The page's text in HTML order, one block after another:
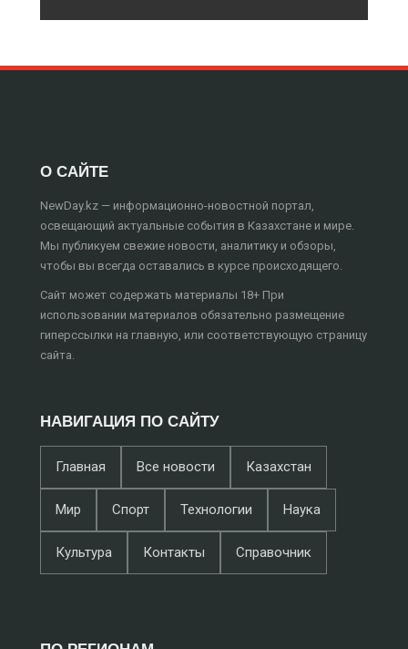
О САЙТЕ
NewDay.kz — информационно-новостной портал,
освещающий актуальные события в Казахстане и мире.
Мы публикуем свежие новости, аналитику и обзоры,
чтобы вы всегда оставались в курсе происходящего.
Сайт может содержать материалы 18+ При
использовании материалов обязательно размещение
гиперссылки на главную, или соответствующую страницу
сайта.
НАВИГАЦИЯ ПО САЙТУ
Главная Все новости Казахстан
Мир Спорт Технологии Наука
Культура Контакты Справочник